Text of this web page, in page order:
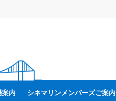
案内 シネマリンメンバーズご案内